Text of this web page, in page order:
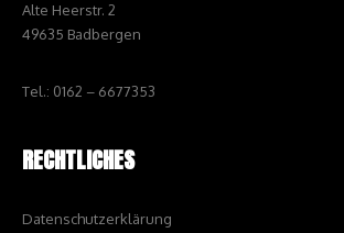
Alte Heerstr. 2
49635 Badbergen
Tel.: 0162 – 6677353
RECHTLICHES
Datenschutzerklärung